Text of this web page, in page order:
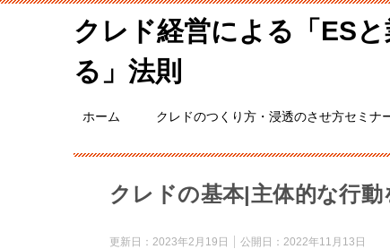
クレド経営による「ES
る」法則
ホーム クレドのつくり方・浸透のさせ方セミナ
クレドの基本|主体的な行
更新日： 2023年2月19日 公開日： 2022年11月13日